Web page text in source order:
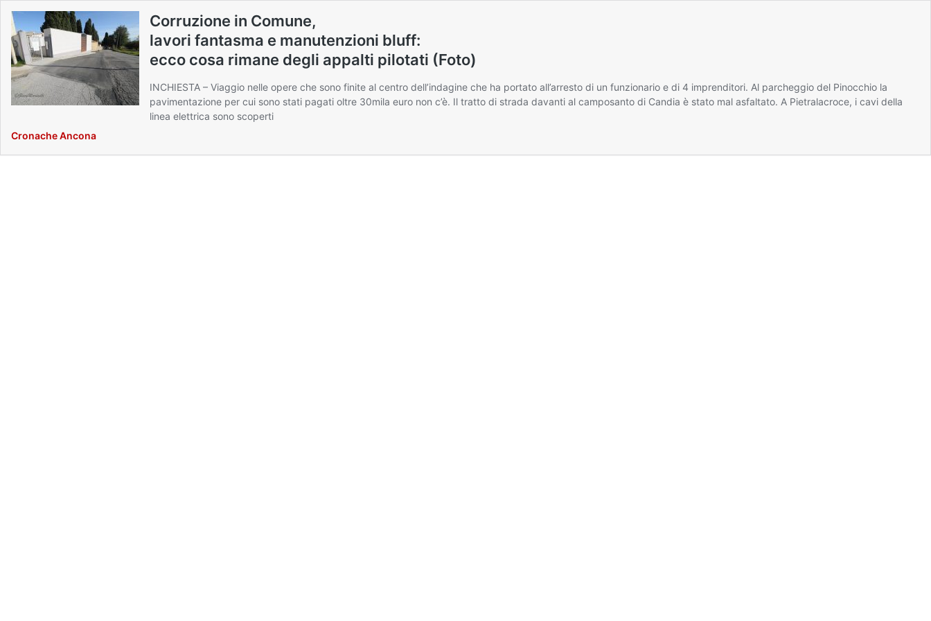
Corruzione in Comune,
lavori fantasma e manutenzioni bluff:
ecco cosa rimane degli appalti pilotati (Foto)
INCHIESTA – Viaggio nelle opere che sono finite al centro dell’indagine che ha portato all’arresto di un funzionario e di 4 imprenditori. Al parcheggio del Pinocchio la
pavimentazione per cui sono stati pagati oltre 30mila euro non c’è. Il tratto di strada davanti al camposanto di Candia è stato mal asfaltato. A Pietralacroce, i cavi della
linea elettrica sono scoperti
Cronache Ancona